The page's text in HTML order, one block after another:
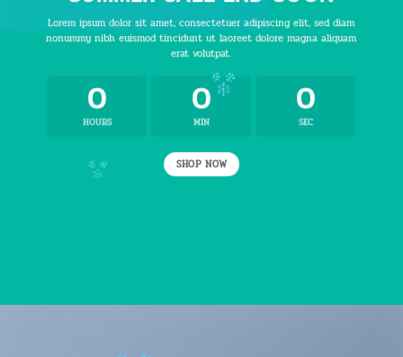
Lorem ipsum dolor sit amet, consectetuer adipiscing elit, sed diam
nonummy nibh euismod tincidunt ut laoreet dolore magna aliquam
erat volutpat.
0
HOURS
0
MIN
0
SEC
SHOP NOW